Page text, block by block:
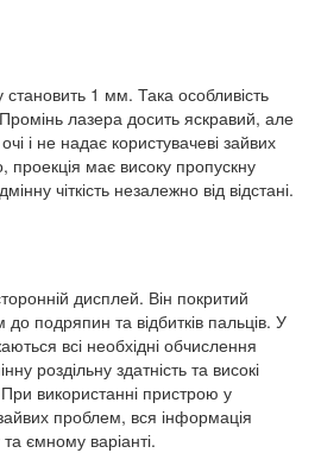
1 мм. Така особливість
лазера досить яскравий, але
і не надає користувачеві зайвих
проекція має високу пропускну
чіткість незалежно від відстані.
дисплей. Він покритий
подряпин та відбитків пальців. У
всі необхідні обчислення
роздільну здатність та високі
При використанні пристрою у
проблем, вся інформація
ємному варіанті.